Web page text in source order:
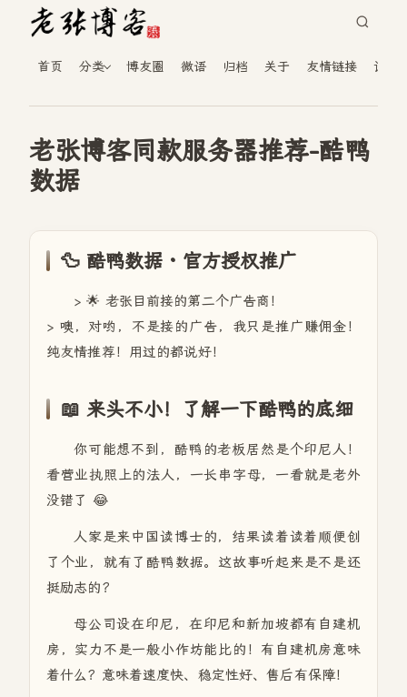
首页 分类 博友圈 微语 归档 关于 友情链接 读者
老张博客同款服务器推荐-酷鸭
数据
🦆 酷鸭数据 · 官方授权推广
> 🌟 老张目前接的第二个广告商！
> 噢，对哟，不是接的广告，我只是推广赚佣金！
纯友情推荐！用过的都说好！
📖 来头不小！了解一下酷鸭的底细
你可能想不到，酷鸭的老板居然是个印尼人！
看营业执照上的法人，一长串字母，一看就是老外
没错了 😂
人家是来中国读博士的，结果读着读着顺便创
了个业，就有了酷鸭数据。这故事听起来是不是还
挺励志的？
母公司设在印尼，在印尼和新加坡都有自建机
房，实力不是一般小作坊能比的！有自建机房意味
着什么？意味着速度快、稳定性好、售后有保障！